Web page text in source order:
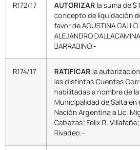
R172/17 AUTORIZAR la suma de $
concepto de liquidación
favor de AGUSTINA GALLO
ALEJANDRO
BARRABINO.-
R174/17 RATIFICAR la
las distintas Cuentas
habilitadas a nombre de la
Municipalidad de Salta en
Nación Argentina a Lic.
Cabezas; Felix R.
Rivadeo.-